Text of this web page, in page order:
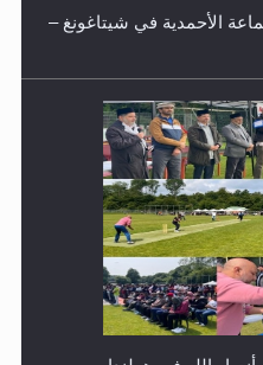
الله في هولندا
طلاب من مدرسة الحفظ في